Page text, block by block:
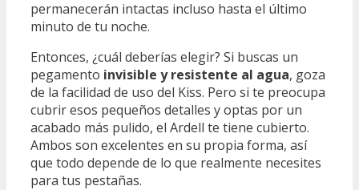
permanecerán intactas incluso hasta el último
minuto de tu noche.
Entonces, ¿cuál deberías elegir? Si buscas un
pegamento invisible y resistente al agua, goza
de la facilidad de uso del Kiss. Pero si te preocupa
cubrir esos pequeños detalles y optas por un
acabado más pulido, el Ardell te tiene cubierto.
Ambos son excelentes en su propia forma, así
que todo depende de lo que realmente necesites
para tus pestañas.